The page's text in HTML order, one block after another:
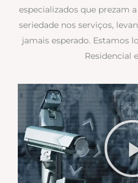
especializados que prezam
seriedade nos serviços,
jamais esperado. Estamos
Residencial